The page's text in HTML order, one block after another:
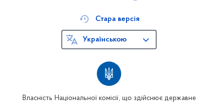
Власність Національної комісії, що здійснює державне
Стара версія
Українською